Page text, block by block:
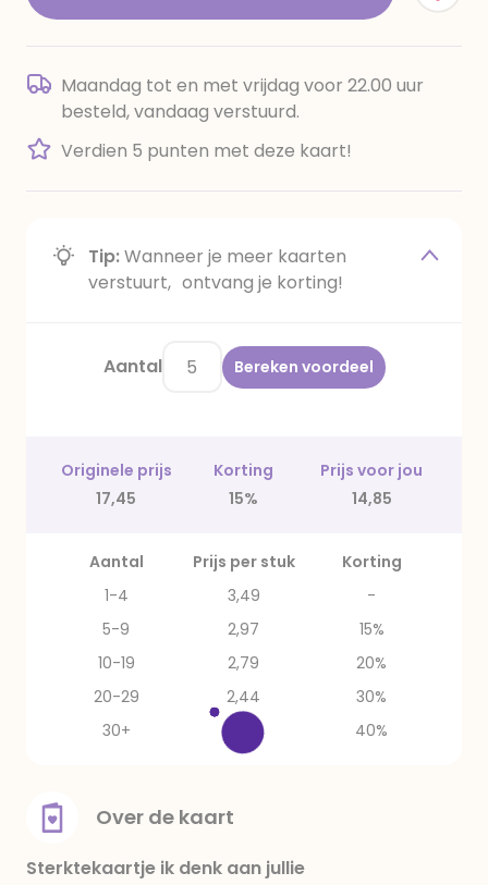
Maandag tot en met vrijdag voor 22.00 uur
besteld, vandaag verstuurd.
Verdien 5 punten met deze kaart!
Tip:Wanneer je meer kaarten
verstuurt, ontvang je korting!
Aantal Bereken voordeel
Originele prijs Korting
Prijs voor jou
17,45
15% 14,85
Aantal Prijs per stuk
Korting
1-4
3,49
-
5-9
2,97
15%
10-19
2,79
20%
20-29
2,44
30%
30+
40%
Over de kaart
Sterktekaartje ik denk aan jullie